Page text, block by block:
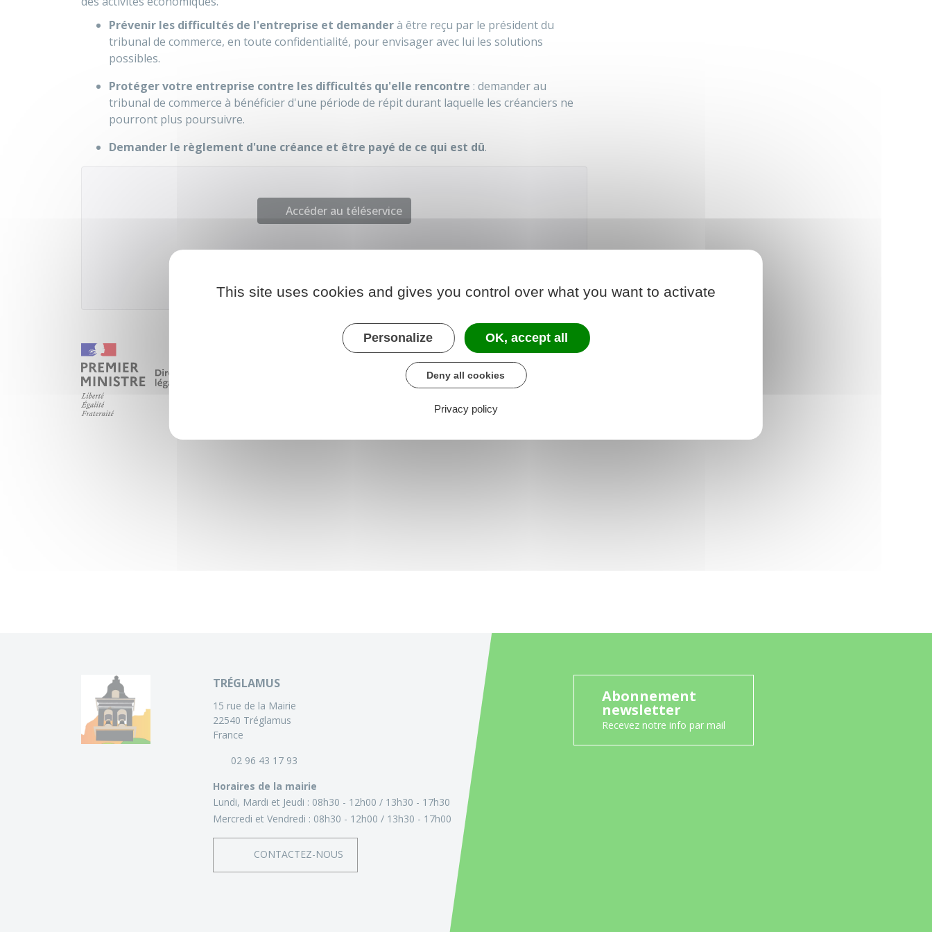
Prévenir les difficultés de l'entreprise et demanderà être reçu par le président du
tribunal de commerce, en toute confidentialité, pour envisager avec lui les solutions
possibles.
Protéger votre entreprise contre les difficultés qu'elle rencontre : demander au
tribunal de commerce à bénéficier d'une période de répit durant laquelle les créanciers ne
pourront plus poursuivre.
Demander le règlement d'une créance et être payé de ce qui est dû.
Accéder au téléservice
Infogreffe
TRÉGLAMUS
15 rue de la Mairie
22540 Tréglamus
France
02 96 43 17 93
Horaires de la mairie
Lundi, Mardi et Jeudi : 08h30 - 12h00
13h30 - 17h30
Mercredi et Vendredi : 08h30 - 12h00 13h30 - 17h00
CONTACTEZ-NOUS
Abonnement
newsletter
Recevez notre info par mail
This site uses cookies and gives you control over what you want to activate
Personalize OK, accept all
Deny all cookies
Privacy policy